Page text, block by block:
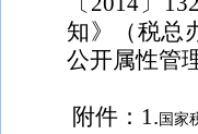
知》（税总
公开属性管
附件： 1. 国家